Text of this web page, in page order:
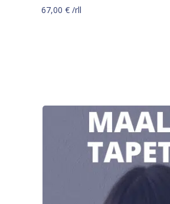
67,00 € /rll